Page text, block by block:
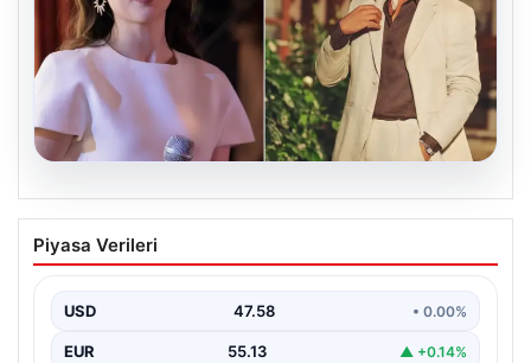
05.08.2026
‘Yeraltı’ dizisinde şok olay! Babası suç
duyurusunda bulundu: ‘Kızımla reşit
Piyasa Verileri
USD 47.58 • 0.00%
EUR 55.13 ▲ +0.14%